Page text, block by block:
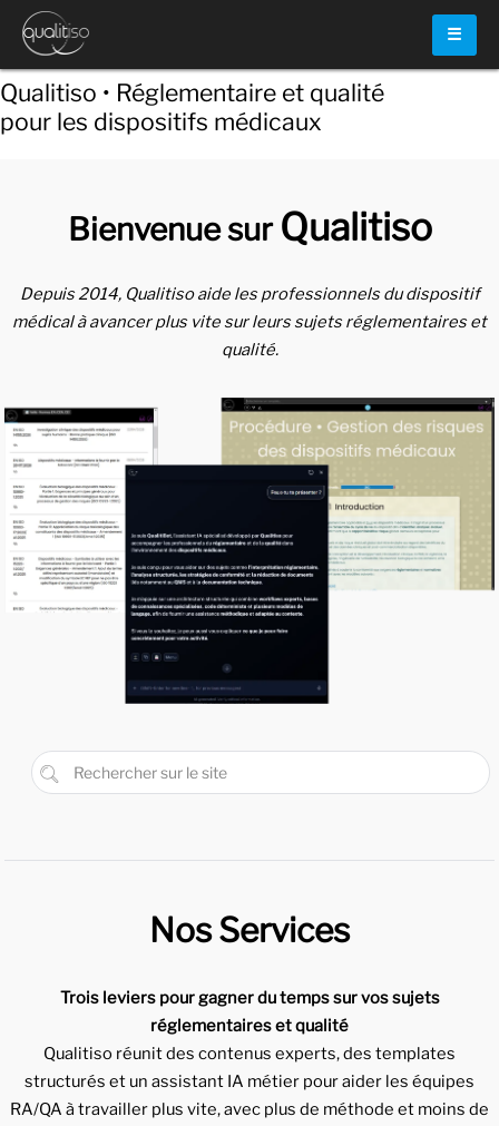
☰
Qualitiso • Réglementaire et qualité
pour les dispositifs médicaux
Bienvenue sur Qualitiso
Depuis 2014, Qualitiso aide les professionnels du dispositif
médical à avancer plus vite sur leurs sujets réglementaires et
qualité.
Nos Services
Trois leviers pour gagner du temps sur vos sujets
réglementaires et qualité
Qualitiso réunit des contenus experts, des templates
structurés et un assistant IA métier pour aider les équipes
RA/QA à travailler plus vite, avec plus de méthode et moins de